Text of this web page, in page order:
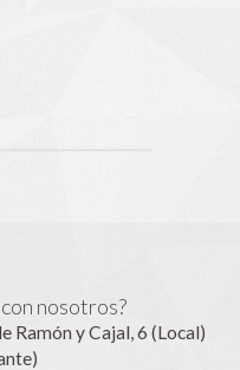
nosotros?
Ramón y Cajal, 6 (Local)